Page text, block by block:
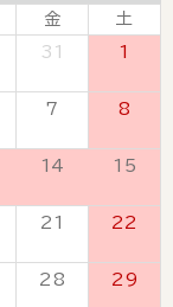
金
土
31 1
7 8
14 15
21 22
28 29